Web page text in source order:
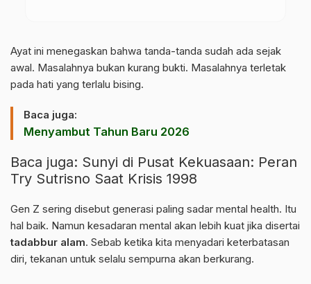
Ayat ini menegaskan bahwa tanda-tanda sudah ada sejak
awal. Masalahnya bukan kurang bukti. Masalahnya terletak
pada hati yang terlalu bising.
Baca juga:
Menyambut Tahun Baru 2026
Baca juga: Sunyi di Pusat Kekuasaan: Peran
Try Sutrisno Saat Krisis 1998
Gen Z sering disebut generasi paling sadar mental health. Itu
hal baik. Namun kesadaran mental akan lebih kuat jika disertai
tadabbur alam. Sebab ketika kita menyadari keterbatasan
diri, tekanan untuk selalu sempurna akan berkurang.